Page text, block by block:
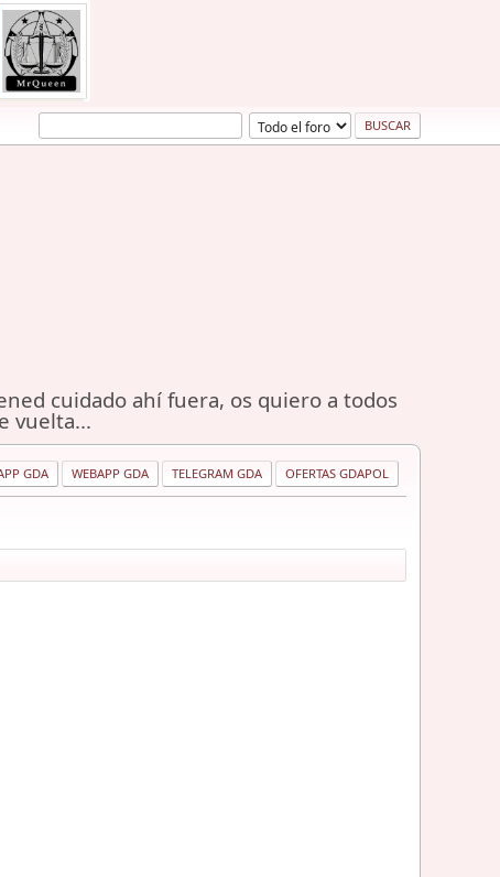
cuidado ahí fuera, os quiero a todos
vuelta...
GDA WEBAPP GDA TELEGRAM GDA OFERTAS GDAPOL